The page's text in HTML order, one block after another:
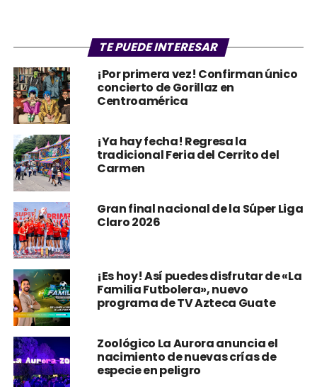
TE PUEDE INTERESAR
¡Por primera vez! Confirman único
concierto de Gorillaz en
Centroamérica
¡Ya hay fecha! Regresa la
tradicional Feria del Cerrito del
Carmen
Gran final nacional de la Súper Liga
Claro 2026
¡Es hoy! Así puedes disfrutar de «La
Familia Futbolera», nuevo
programa de TV Azteca Guate
Zoológico La Aurora anuncia el
nacimiento de nuevas crías de
especie en peligro